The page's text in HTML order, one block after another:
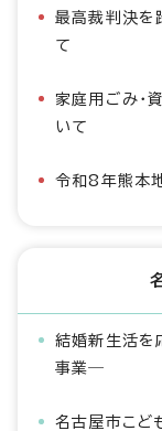
最高裁判決を
て
家庭用ごみ・
いて
令和8年熊本
結婚新生活を
事業―
名古屋市こど